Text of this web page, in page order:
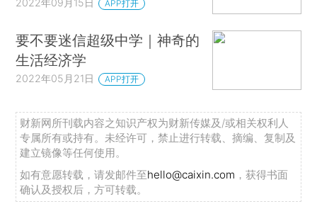
APP打开
要不要迷信超级中学｜神奇的
生活经济学
2022年05月21日 APP打开
财新网所刊载内容之知识产权为财新传媒及/或相关权利人
专属所有或持有。未经许可，禁止进行转载、摘编、复制及
建立镜像等任何使用。
如有意愿转载，请发邮件至hello@caixin.com ，获得书面
确认及授权后，方可转载。